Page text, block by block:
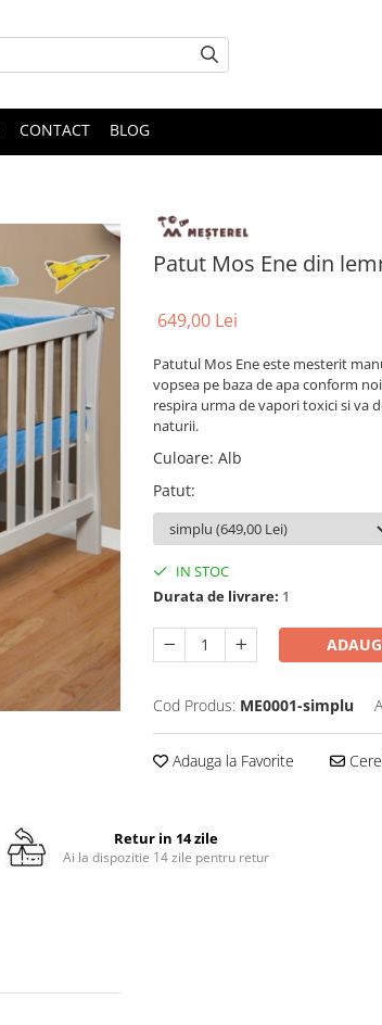
CONTACT BLOG
Patut Mos Ene din
649,00 Lei
Patutul Mos Ene este mesterit
vopsea pe baza de apa conform
respira urma de vapori toxici si va
naturii.
Culoare: Alb
Patut:
IN STOC
Durata de livrare: 1
Cod Produs: ME0001-simplu
Adauga la Favorite
Retur in 14 zile
Ai la dispozitie 14 zile pentru retur